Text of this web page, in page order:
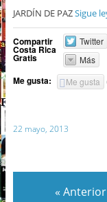
JARDÍN DE PAZSigue
Compartir
Costa Rica
Gratis
Twitter
Más
Me gusta: Me gusta
22 mayo, 2013
« Anterior